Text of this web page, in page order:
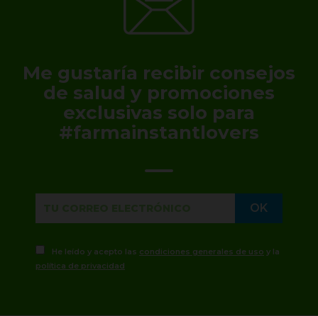
Me gustaría recibir consejos
de salud y promociones
exclusivas solo para
#farmainstantlovers
He leído y acepto las condiciones generales de uso y la
política de privacidad